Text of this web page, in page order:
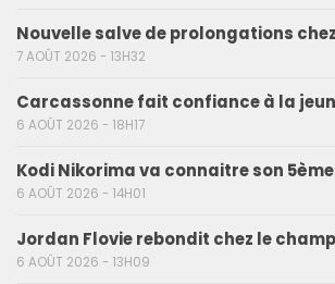
Nouvelle salve de prolongations
7 AOÛT 2026 - 13H32
Carcassonne fait confiance à la
6 AOÛT 2026 - 18H17
Kodi Nikorima va connaitre son 5ème
6 AOÛT 2026 - 14H01
Jordan Flovie rebondit chez le
6 AOÛT 2026 - 13H09